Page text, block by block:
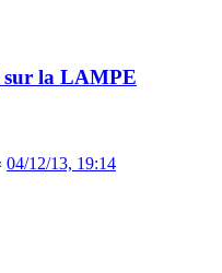
sur la LAMPE
04/12/13, 19:14